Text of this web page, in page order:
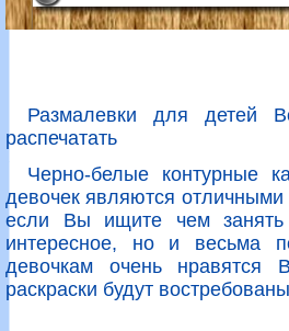
Размалевки для детей
распечатать
Черно-белые контурные
девочек являются отличными
если Вы ищите чем
интересное, но и весьма
девочкам очень нравятся
раскраски будут